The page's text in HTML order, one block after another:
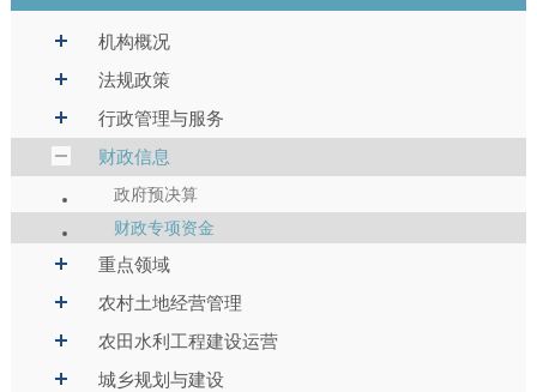
机构概况
法规政策
行政管理与服务
财政信息
政府预决算
财政专项资金
重点领域
农村土地经营管理
农田水利工程建设运营
城乡规划与建设